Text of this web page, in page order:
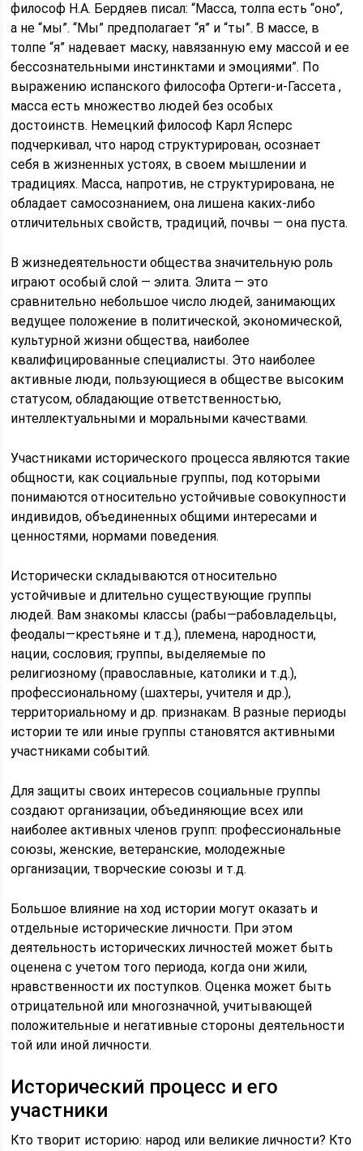
философ Н.А. Бердяев писал: “Масса, толпа есть “оно”,
а не “мы”. “Мы” предполагает “я” и “ты”. В массе, в
толпе “я” надевает маску, навязанную ему массой и ее
бессознательными инстинктами и эмоциями”. По
выражению испанского философа Ортеги-и-Гассета ,
масса есть множество людей без особых
достоинств. Немецкий философ Карл Ясперс
подчеркивал, что народ структурирован, осознает
себя в жизненных устоях, в своем мышлении и
традициях. Масса, напротив, не структурирована, не
обладает самосознанием, она лишена каких-либо
отличительных свойств, традиций, почвы — она пуста.
В жизнедеятельности общества значительную роль
играют особый слой — элита. Элита — это
сравнительно небольшое число людей, занимающих
ведущее положение в политической, экономической,
культурной жизни общества, наиболее
квалифицированные специалисты. Это наиболее
активные люди, пользующиеся в обществе высоким
статусом, обладающие ответственностью,
интеллектуальными и моральными качествами.
Участниками исторического процесса являются такие
общности, как социальные группы, под которыми
понимаются относительно устойчивые совокупности
индивидов, объединенных общими интересами и
ценностями, нормами поведения.
Исторически складываются относительно
устойчивые и длительно существующие группы
людей. Вам знакомы классы (рабы—рабовладельцы,
феодалы—крестьяне и т.д.), племена, народности,
нации, сословия; группы, выделяемые по
религиозному (православные, католики и т.д.),
профессиональному (шахтеры, учителя и др.),
территориальному и др. признакам. В разные периоды
истории те или иные группы становятся активными
участниками событий.
Для защиты своих интересов социальные группы
создают организации, объединяющие всех или
наиболее активных членов групп: профессиональные
союзы, женские, ветеранские, молодежные
организации, творческие союзы и т.д.
Большое влияние на ход истории могут оказать и
отдельные исторические личности. При этом
деятельность исторических личностей может быть
оценена с учетом того периода, когда они жили,
нравственности их поступков. Оценка может быть
отрицательной или многозначной, учитывающей
положительные и негативные стороны деятельности
той или иной личности.
Исторический процесс и его
участники
Кто творит историю: народ или великие личности? Кто